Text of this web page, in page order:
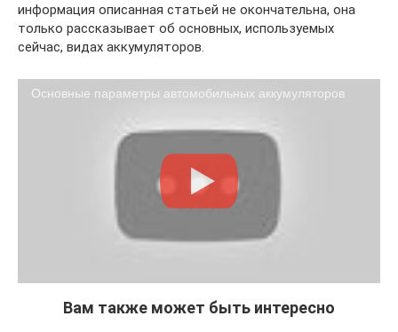
информация описанная статьей не окончательна, она
только рассказывает об основных, используемых
сейчас, видах аккумуляторов.
Основные параметры автомобильных аккумуляторов
Вам также может быть интересно